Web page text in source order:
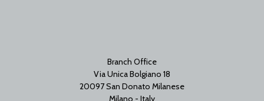
Branch Office
Via Unica Bolgiano 18
20097 San Donato Milanese
Milano - Italy